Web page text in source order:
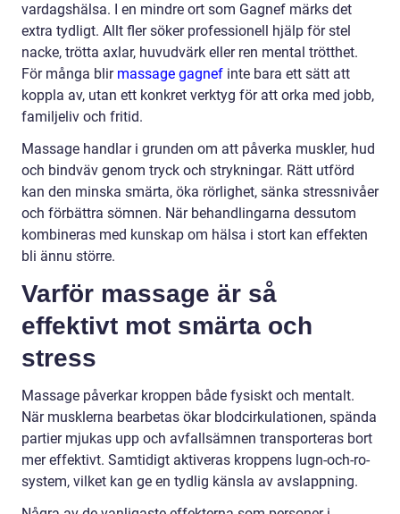
vardagshälsa. I en mindre ort som Gagnef märks det
extra tydligt. Allt fler söker professionell hjälp för stel
nacke, trötta axlar, huvudvärk eller ren mental trötthet.
För många blir massage gagnef inte bara ett sätt att
koppla av, utan ett konkret verktyg för att orka med jobb,
familjeliv och fritid.
Massage handlar i grunden om att påverka muskler, hud
och bindväv genom tryck och strykningar. Rätt utförd
kan den minska smärta, öka rörlighet, sänka stressnivåer
och förbättra sömnen. När behandlingarna dessutom
kombineras med kunskap om hälsa i stort kan effekten
bli ännu större.
Varför massage är så
effektivt mot smärta och
stress
Massage påverkar kroppen både fysiskt och mentalt.
När musklerna bearbetas ökar blodcirkulationen, spända
partier mjukas upp och avfallsämnen transporteras bort
mer effektivt. Samtidigt aktiveras kroppens lugn-och-ro-
system, vilket kan ge en tydlig känsla av avslappning.